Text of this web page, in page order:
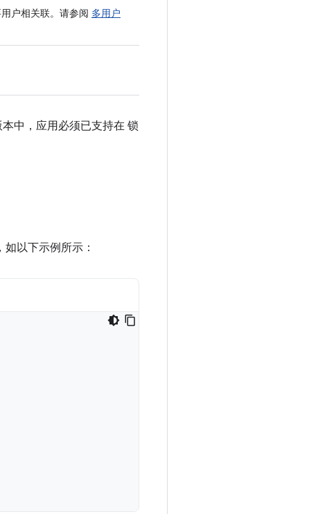
户相关联。请参阅 多用户
中，应用必须已支持在 锁
以下示例所示：